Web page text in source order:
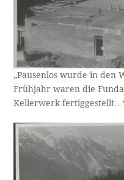
„Pausenlos wurde in den
Frühjahr waren die
Kellerwerk